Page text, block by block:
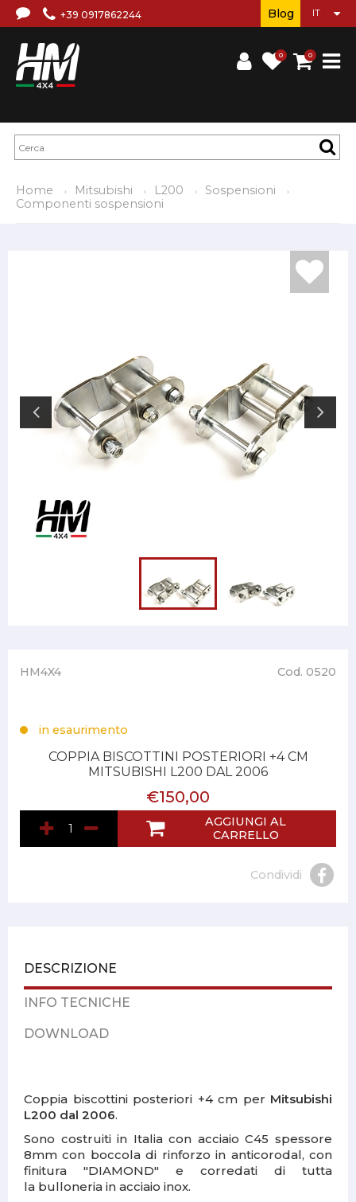
+39 0917862244
0 0
Blog
Home Mitsubishi L200
Sospensioni
Componenti sospensioni
HM4X4 Cod. 0520
in esaurimento
COPPIA BISCOTTINI POSTERIORI +4 CM
MITSUBISHI L200 DAL 2006
€150,00
AGGIUNGI AL
CARRELLO
Condividi
DESCRIZIONE
INFO TECNICHE
DOWNLOAD
Coppia biscottini posteriori +4 cm per Mitsubishi
L200 dal 2006.
Sono costruiti in Italia con acciaio C45 spessore
8mm con boccola di rinforzo in anticorodal, con
finitura "DIAMOND" e corredati di tutta
la bulloneria in acciaio inox.